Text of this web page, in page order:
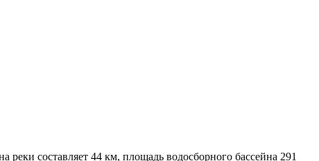
составляет 44 км, площадь водосборного бассейна 291